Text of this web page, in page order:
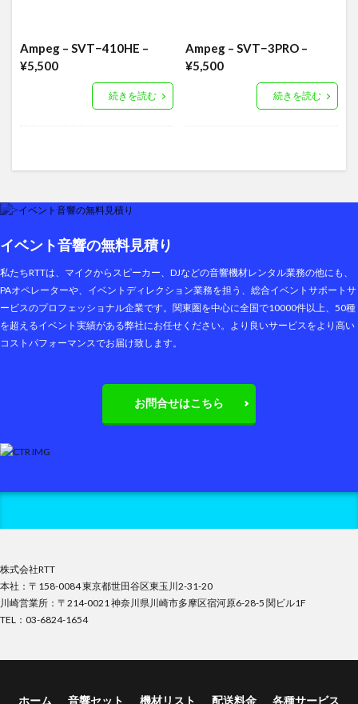
Ampeg – SVT−410HE –
¥5,500
続きを読む
Ampeg – SVT−3PRO –
¥5,500
続きを読む
イベント音響の無料見積り
私たちRTTは、マイクからスピーカー、DJなどの音響機材レンタル業務の他にも、
PAオペレーターや、イベントディレクション業務を担う、総合イベントサポートサ
ービスのプロフェッショナル企業です。関東圏を中心に全国で10000件以上、50種
を超えるイベント実績がある弊社にお任せください。より良いサービスをより高い
コストパフォーマンスでお届け致します。
お問合せはこちら
株式会社RTT
本社：〒158-0084 東京都世田谷区東玉川2-31-20
川崎営業所：〒214-0021 神奈川県川崎市多摩区宿河原6-28-5 関ビル1F
TEL：03-6824-1654
ホーム 音響セット 機材リスト 配送料金 各種サービス